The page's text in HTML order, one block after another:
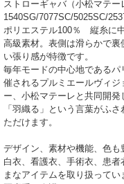
ストローギャバ（小松マテー
1540SG/7077SC/5025SC/
ポリエステル100％ 縦糸に
高級素材。表側は滑らかで
い張り感が特徴です。
毎年モードの中心地である
催されるプルミエールヴィ
ー、小松マテーレと共同開発
「羽織る」という言葉がふ
ただけます。
デザイン、素材や機能、色も
白衣、看護衣、手術衣、患
まなアイテムを取り扱ってい